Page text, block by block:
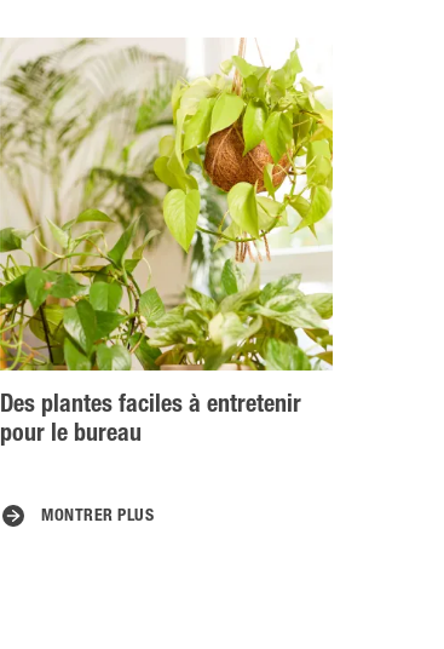
Des plantes faciles à entretenir
pour le bureau
MONTRER PLUS